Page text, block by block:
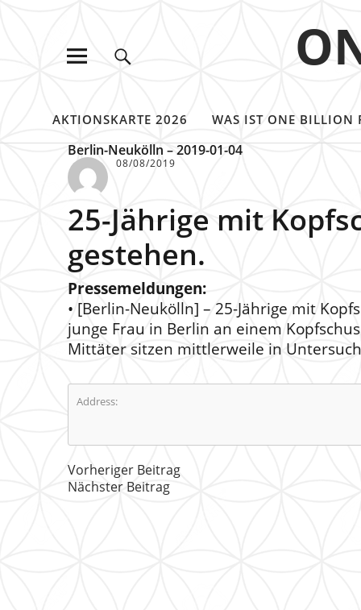
AKTIONSKARTE 2026 WAS IST ONE BILLION
Berlin-Neukölln – 2019-01-04
08/08/2019
25-Jährige mit
gestehen.
Pressemeldungen:
• [Berlin-Neukölln] – 25-Jährige mit
junge Frau in Berlin an einem
Mittäter sitzen mittlerweile in
Address:
Vorheriger Beitrag
Nächster Beitrag